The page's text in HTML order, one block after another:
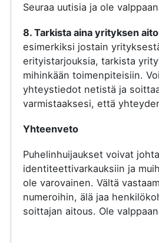
Seuraa uutisia ja ole
8. Tarkista aina yrityksen
esimerkiksi jostain
erityistarjouksia, tarkista
mihinkään toimenpiteisiin.
yhteystiedot netistä ja
varmistaaksesi, että
Yhteenveto
Puhelinhuijaukset voivat
identiteettivarkauksiin ja
ole varovainen. Vältä
numeroihin, älä jaa
soittajan aitous. Ole